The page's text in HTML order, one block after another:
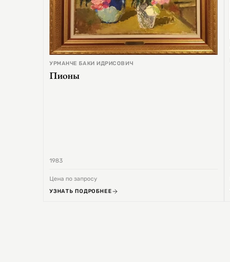
УРМАНЧЕ БАКИ ИДРИСОВИЧ
Пионы
1983
Цена по запросу
УЗНАТЬ ПОДРОБНЕЕ